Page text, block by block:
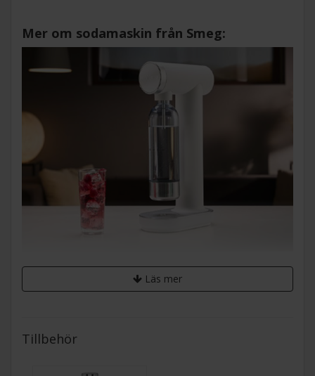
Mer om sodamaskin från Smeg:
Innovativ design
Skapa dina egna kolsyrade drycker när och hur du vill. Med
från lätt kolsyrat till kraftigt bubblande. Den smarta
droppbrickan med magnetisk stängning håller arbetsytan
Läs mer
Tillbehör